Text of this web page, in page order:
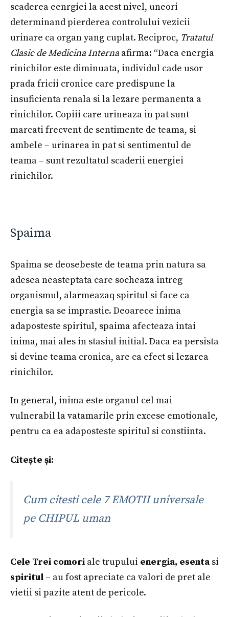
scaderea eenrgiei la acest nivel, uneori
determinand pierderea controlului vezicii
urinare ca organ yang cuplat. Reciproc, Tratatul
Clasic de Medicina Interna afirma: “Daca energia
rinichilor este diminuata, individul cade usor
prada fricii cronice care predispune la
insuficienta renala si la lezare permanenta a
rinichilor. Copiii care urineaza in pat sunt
marcati frecvent de sentimente de teama, si
ambele – urinarea in pat si sentimentul de
teama – sunt rezultatul scaderii energiei
rinichilor.
Spaima
Spaima se deosebeste de teama prin natura sa
adesea neasteptata care socheaza intreg
organismul, alarmeazaq spiritul si face ca
energia sa se imprastie. Deoarece inima
adaposteste spiritul, spaima afecteaza intai
inima, mai ales in stasiul initial. Daca ea persista
si devine teama cronica, are ca efect si lezarea
rinichilor.
In general, inima este organul cel mai
vulnerabil la vatamarile prin excese emotionale,
pentru ca ea adaposteste spiritul si constiinta.
Citește și:
Cum citesti cele 7 EMOTII universale
pe CHIPUL uman
Cele Trei comori ale trupului energia, esentasi
spiritul – au fost apreciate ca valori de pret ale
vietii si pazite atent de pericole.